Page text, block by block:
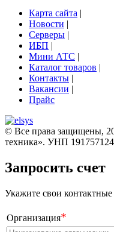
Карта сайта |
Новости |
Серверы |
ИБП |
Мини АТС |
Каталог товаров |
Контакты |
Вакансии |
Прайс
© Все права защищены,
техника». УНП
Запросить счет
Укажите свои
Организация*